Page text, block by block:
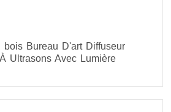
bois Bureau D'art Diffuseur
Ultrasons Avec Lumière